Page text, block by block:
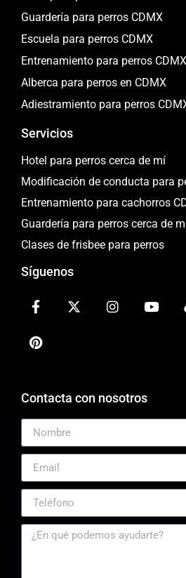
Guardería para perros CDMX
Escuela para perros CDMX
Entrenamiento para perros CDMX
Alberca para perros en CDMX
Adiestramiento para perros
Servicios
Hotel para perros cerca de mí
Modificación de conducta para
Entrenamiento para cachorros
Guardería para perros cerca de
Clases de frisbee para perros
Síguenos
Contacta con nosotros